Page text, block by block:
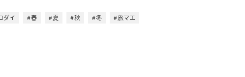
ダイ 春 夏 秋 冬
旅マエ